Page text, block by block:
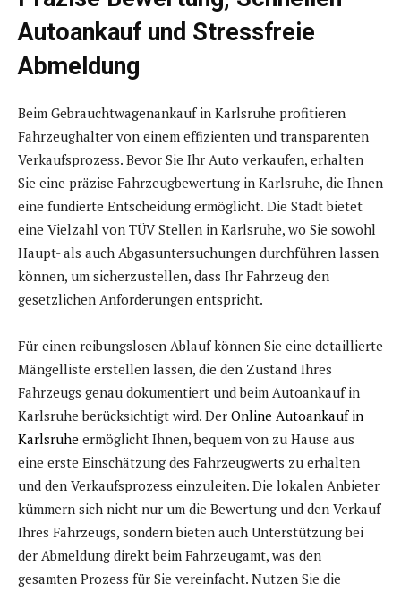
Autoankauf und Stressfreie
Abmeldung
Beim Gebrauchtwagenankauf in Karlsruhe profitieren
Fahrzeughalter von einem effizienten und transparenten
Verkaufsprozess. Bevor Sie Ihr Auto verkaufen, erhalten
Sie eine präzise Fahrzeugbewertung in Karlsruhe, die Ihnen
eine fundierte Entscheidung ermöglicht. Die Stadt bietet
eine Vielzahl von TÜV Stellen in Karlsruhe, wo Sie sowohl
Haupt- als auch Abgasuntersuchungen durchführen lassen
können, um sicherzustellen, dass Ihr Fahrzeug den
gesetzlichen Anforderungen entspricht.
Für einen reibungslosen Ablauf können Sie eine detaillierte
Mängelliste erstellen lassen, die den Zustand Ihres
Fahrzeugs genau dokumentiert und beim Autoankauf in
Karlsruhe berücksichtigt wird. Der Online Autoankauf in
Karlsruhe ermöglicht Ihnen, bequem von zu Hause aus
eine erste Einschätzung des Fahrzeugwerts zu erhalten
und den Verkaufsprozess einzuleiten. Die lokalen Anbieter
kümmern sich nicht nur um die Bewertung und den Verkauf
Ihres Fahrzeugs, sondern bieten auch Unterstützung bei
der Abmeldung direkt beim Fahrzeugamt, was den
gesamten Prozess für Sie vereinfacht. Nutzen Sie die